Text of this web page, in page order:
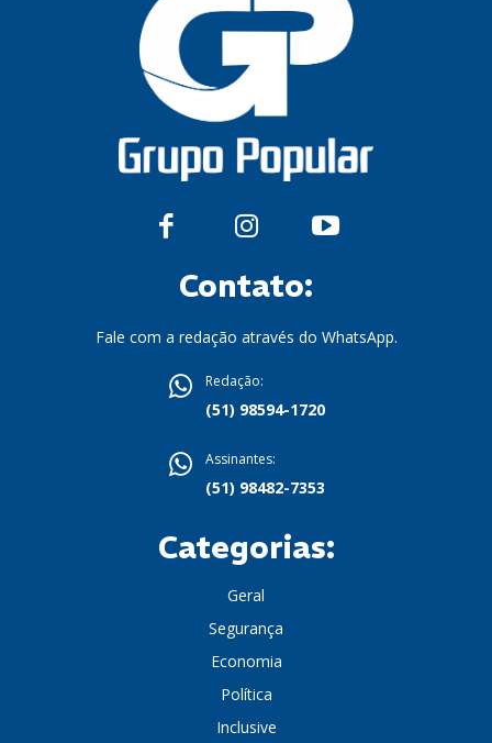
Contato:
Fale com a redação através do WhatsApp.
Redação:
(51) 98594-1720
Assinantes:
(51) 98482-7353
Categorias:
Geral
Segurança
Economia
Política
Inclusive